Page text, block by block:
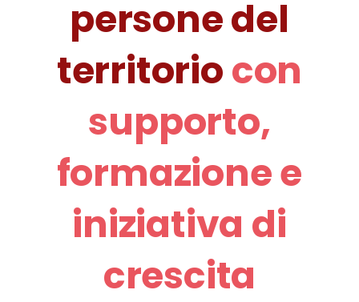
persone del
territoriocon
supporto,
formazione e
iniziativa di
crescita